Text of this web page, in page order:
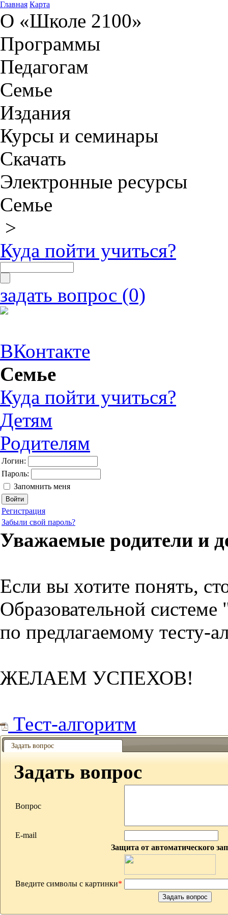
Главная Карта
О «Школе 2100»
Программы
Педагогам
Семье
Издания
Курсы и семинары
Скачать
Электронные ресурсы
Семье
>
Куда пойти учиться?
задать вопрос (0)
ВКонтакте
Семье
Куда пойти учиться?
Детям
Родителям
Логин:
Пароль:
Запомнить меня
Регистрация
Забыли свой пароль?
Уважаемые родители и
Если вы хотите понять,
Образовательной
по предлагаемому тесту-
ЖЕЛАЕМ УСПЕХОВ!
Тест-алгоритм
Задать вопрос
Задать вопрос
Вопрос
E-mail
Защита от автоматического
Введите символы с картинки*